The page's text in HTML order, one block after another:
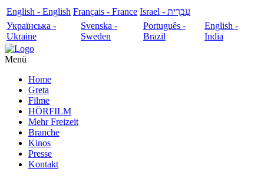
English - English Français - France
עִבְרִית - Israel
Українська -
Ukraine
Svenska -
Sweden
Português -
Brazil
English -
India
Menü
Home
Greta
Filme
HÖRFILM
Mehr Freizeit
Branche
Kinos
Presse
Kontakt